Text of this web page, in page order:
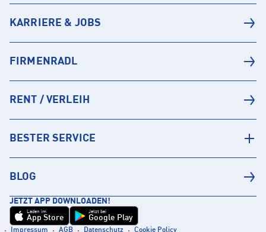
KARRIERE & JOBS
FIRMENRADL
RENT / VERLEIH
BESTER SERVICE
BLOG
JETZT APP DOWNLOADEN!
Laden im
App Store
Jetzt bei
Google Play
Impressum AGB Datenschutz Cookie Policy